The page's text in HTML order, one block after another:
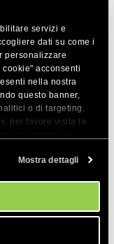
servizi e
dati su come i
personalizzare
acconsenti
nella nostra
questo banner,
o di targeting.
per favore visita la
Mostra dettagli
un
che tu
offrono un
prova a
offrono e
le